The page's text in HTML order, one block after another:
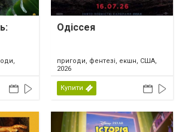
Одіссея
пригоди, фентезі, екшн, США,
2026
Купити